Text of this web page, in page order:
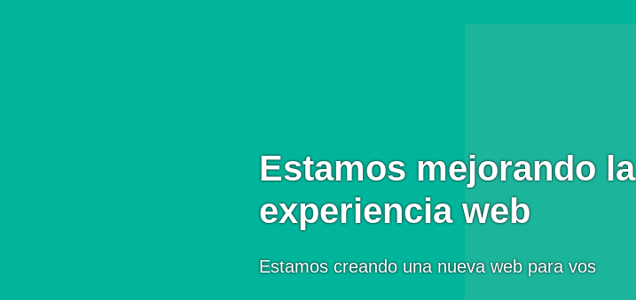
Estamos mejorando la
experiencia web
Estamos creando una nueva web para vos